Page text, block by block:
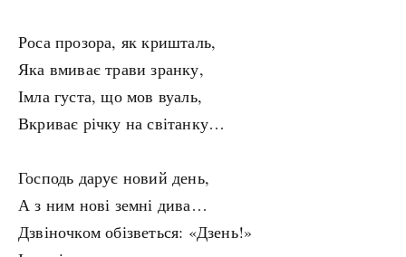
Роса прозора, як кришталь,
Яка вмиває трави зранку,
Імла густа, що мов вуаль,
Вкриває річку на світанку…
Господь дарує новий день,
А з ним нові земні дива…
Дзвіночком обізветься: «Дзень!»